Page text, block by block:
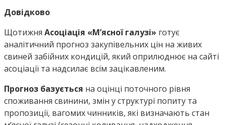
Довідково
Щотижня Асоціація «М’ясної галузі» готує
аналітичний прогноз закупівельних цін на живих
свиней забійних кондицій, який оприлюднює на сайті
асоціації та надсилає всім зацікавленим.
Прогноз базується на оцінці поточного рівня
споживання свинини, змін у структурі попиту та
пропозиції, вагомих чинників, які визначають стан